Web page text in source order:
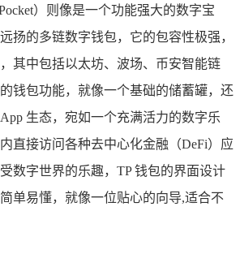
）则像是一个功能强大的数字宝
扬的多链数字钱包，它的包容性极强，
其中包括以太坊、波场、币安智能链
钱包功能，就像一个基础的储蓄罐，还
生态，宛如一个充满活力的数字乐
直接访问各种去中心化金融（DeFi）应
数字世界的乐趣，TP 钱包的界面设计
单易懂，就像一位贴心的向导,适合不